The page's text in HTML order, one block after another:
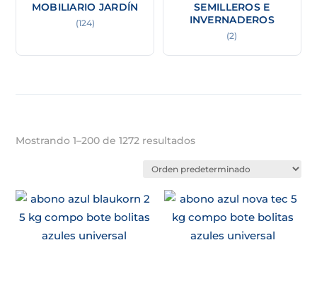
MOBILIARIO JARDÍN
(124)
SEMILLEROS E
INVERNADEROS
(2)
Mostrando 1–200 de 1272 resultados